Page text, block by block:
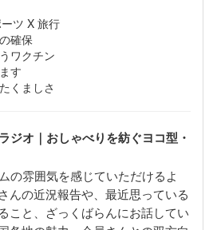
ツ X 旅行
確保
ワクチン
す
くましさ
ジオ｜おしゃべりを紡ぐヨコ型・
の雰囲気を感じていただけるよ
んの近況報告や、最近思っている
こと、ざっくばらんにお話してい